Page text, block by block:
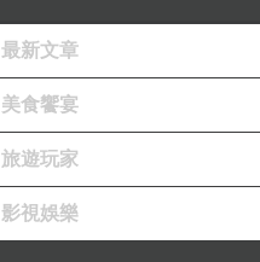
最新文章
美食饗宴
旅遊玩家
影視娛樂